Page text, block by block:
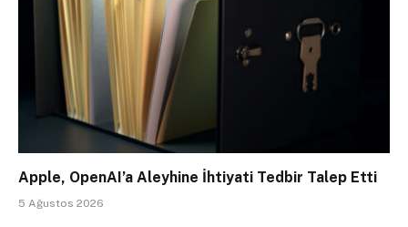
Apple, OpenAI’a Aleyhine İhtiyati Tedbir Talep Etti
5 Ağustos 2026